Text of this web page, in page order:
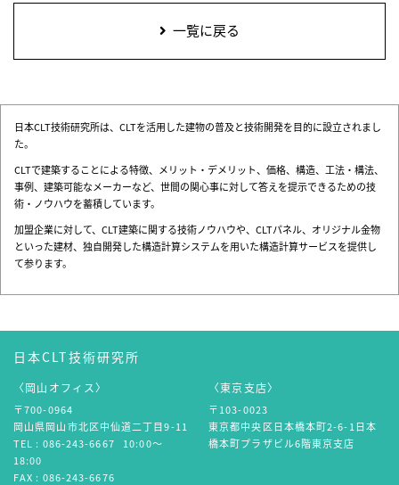
一覧に戻る
日本CLT技術研究所は、CLTを活用した建物の普及と技術開発を目的に設立されまし
た。
CLTで建築することによる特徴、メリット・デメリット、価格、構造、工法・構法、
事例、建築可能なメーカーなど、世間の関心事に対して答えを提示できるための技
術・ノウハウを蓄積しています。
加盟企業に対して、CLT建築に関する技術ノウハウや、CLTパネル、オリジナル金物
といった建材、独自開発した構造計算システムを用いた構造計算サービスを提供し
て参ります。
日本CLT技術研究所
〈岡山オフィス〉
〒700-0964
岡山県岡山市北区中仙道二丁目9-11
TEL : 086-243-6667 10:00〜
18:00
FAX : 086-243-6676
〈東京支店〉
〒103-0023
東京都中央区日本橋本町2-6-1 日本
橋本町プラザビル6階東京支店